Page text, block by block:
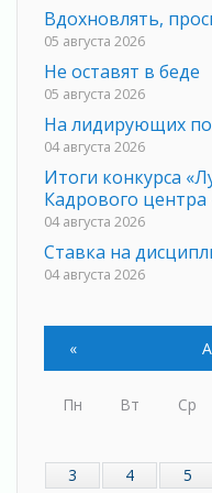
Вдохновлять,
05 августа 2026
Не оставят в беде
05 августа 2026
На лидирующих
04 августа 2026
Итоги конкурса
Кадрового
04 августа 2026
Ставка на
04 августа 2026
мобильного
04 августа 2026
04 августа 2026
Память, сталь и
«
Пн Вт Ср
3
4 5